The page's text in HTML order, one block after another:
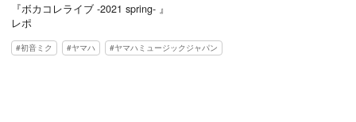
『ボカコレライブ -2021 spring- 』
レポ
初音ミク ヤマハ ヤマハミュージックジャパン